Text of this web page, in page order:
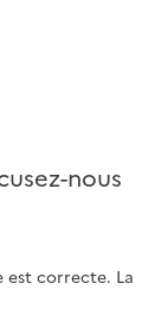
nous
est correcte. La